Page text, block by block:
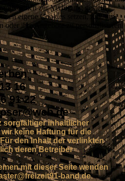
16
91 22
sorgfältiger inhaltlicher
keine Haftung für die
den Inhalt der verlinkten
deren Betreiber
mit dieser Seite wenden
band.de.
zur Verfügung gestellt
eigene Cookies setzen, z.B. um
oder ihre Angebote zu personalisieren